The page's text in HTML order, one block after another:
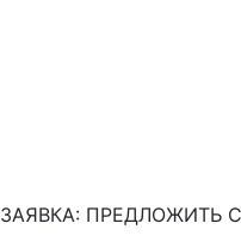
ЗАЯВКА: ПРЕДЛОЖИТЬ